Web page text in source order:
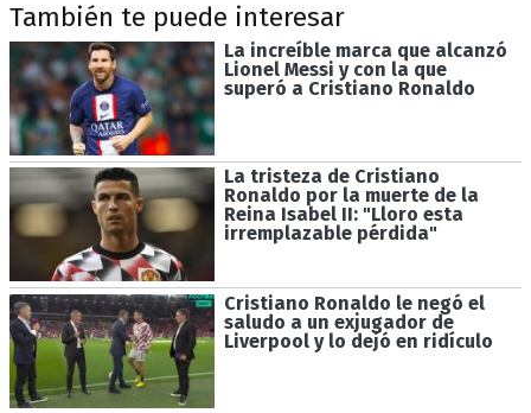
También te puede interesar
La increíble marca que alcanzó
Lionel Messi y con la que
superó a Cristiano Ronaldo
La tristeza de Cristiano
Ronaldo por la muerte de la
Reina Isabel II: "Lloro esta
irremplazable pérdida"
Cristiano Ronaldo le negó el
saludo a un exjugador de
Liverpool y lo dejó en ridículo